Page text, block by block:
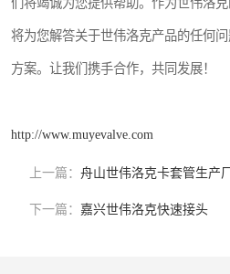
将为您解答关于世伟洛克产品的任何
方案。让我们携手合作，共同发展！
http://www.muyevalve.com
上一篇： 舟山世伟洛克卡套管生产
下一篇： 嘉兴世伟洛克快速接头